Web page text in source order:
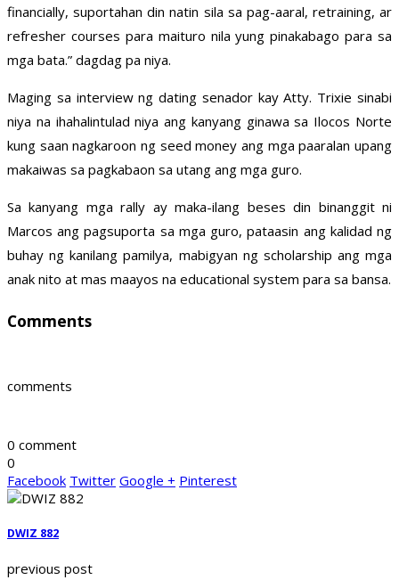
financially, suportahan din natin sila sa pag-aaral, retraining, ar
refresher courses para maituro nila yung pinakabago para sa
mga bata.” dagdag pa niya.
Maging sa interview ng dating senador kay Atty. Trixie sinabi
niya na ihahalintulad niya ang kanyang ginawa sa Ilocos Norte
kung saan nagkaroon ng seed money ang mga paaralan upang
makaiwas sa pagkabaon sa utang ang mga guro.
Sa kanyang mga rally ay maka-ilang beses din binanggit ni
Marcos ang pagsuporta sa mga guro, pataasin ang kalidad ng
buhay ng kanilang pamilya, mabigyan ng scholarship ang mga
anak nito at mas maayos na educational system para sa bansa.
Comments
comments
0 comment
0
Facebook Twitter Google + Pinterest
DWIZ 882
previous post